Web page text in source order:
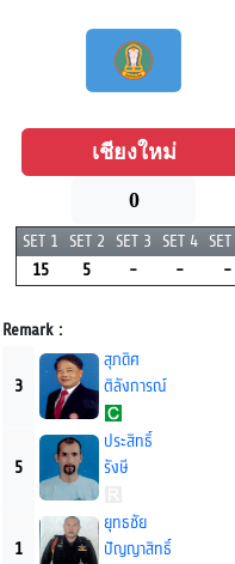
เชียงใหม่
0
SET 1 SET 2 SET 3 SET 4
15
5 - - -
Remark :
3
สุภดิศ
ติลังการณ์
5
ประสิทธิ์
รังษี
1
ยุทธชัย
ปัญญาสิทธิ์